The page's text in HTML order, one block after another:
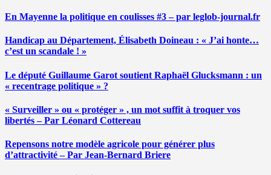
En Mayenne la politique en coulisses #3 – par leglob-journal.fr
Handicap au Département, Élisabeth Doineau : « J’ai honte…
c’est un scandale ! »
Le député Guillaume Garot soutient Raphaël Glucksmann : un
« recentrage politique » ?
« Surveiller » ou « protéger » , un mot suffit à troquer vos
libertés – Par Léonard Cottereau
Repensons notre modèle agricole pour générer plus
d’attractivité – Par Jean-Bernard Briere